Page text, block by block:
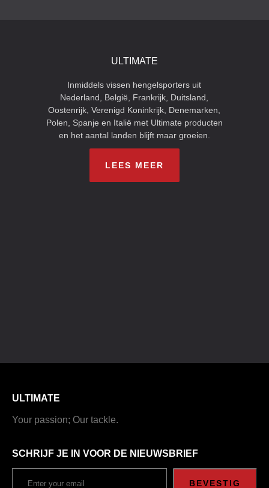
ULTIMATE
Inmiddels vissen hengelsporters uit
Nederland, België, Frankrijk, Duitsland,
Oostenrijk, Verenigd Koninkrijk, Denemarken,
Polen, Spanje en Italië met Ultimate producten
en het aantal landen blijft maar groeien.
LEES MEER
ULTIMATE
Your passion; Our tackle.
SCHRIJF JE IN VOOR DE NIEUWSBRIEF
BEVESTIG